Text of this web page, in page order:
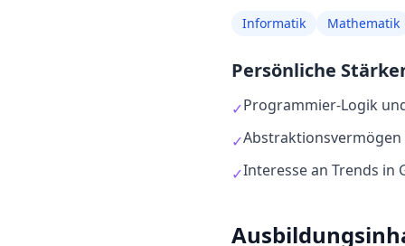
Informatik Mathematik
Persönliche
✓Programmier-Logik
✓
✓Interesse an Trends in